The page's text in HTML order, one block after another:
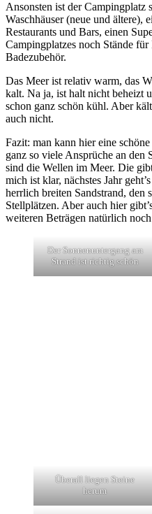
Ansonsten ist der Campingplatz
Waschhäuser (neue und ältere),
Restaurants und Bars, einen
Campingplatzes noch Stände
Badezubehör.
Das Meer ist relativ warm, das
kalt. Na ja, ist halt nicht beheizt
schon ganz schön kühl. Aber
auch nicht.
Fazit: man kann hier eine
ganz so viele Ansprüche an den
sind die Wellen im Meer. Die
mich ist klar, nächstes Jahr
herrlich breiten Sandstrand, den
Stellplätzen. Aber auch hier
weiteren Beträgen natürlich
Der Sonnenuntergang am
Strand ist richtig schön
Überall liegen Steine
herum